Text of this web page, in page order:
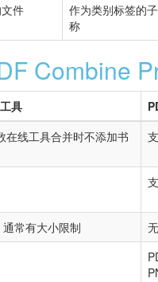
件
作为类别标签的
称
Combine
具
线工具合并时不添加书
常有大小限制